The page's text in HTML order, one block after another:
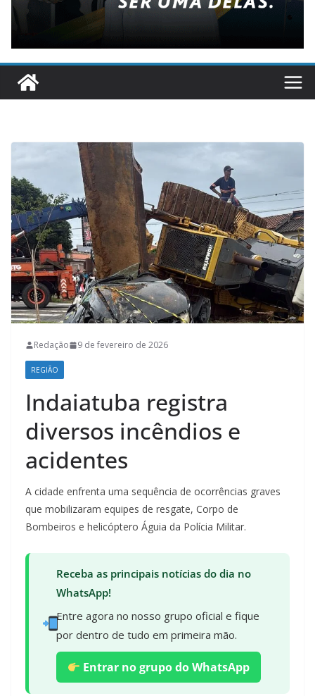
Redação 9 de fevereiro de 2026
REGIÃO
Indaiatuba registra
diversos incêndios e
acidentes
A cidade enfrenta uma sequência de ocorrências graves
que mobilizaram equipes de resgate, Corpo de
Bombeiros e helicóptero Águia da Polícia Militar.
Receba as principais notícias do dia no
WhatsApp!
Entre agora no nosso grupo oficial e fique
por dentro de tudo em primeira mão.
Entrar no grupo do WhatsApp